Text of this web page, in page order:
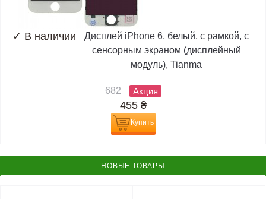
✓ В наличии
Дисплей iPhone 6, белый, с рамкой, с
сенсорным экраном (дисплейный
модуль), Tianma
682 Акция
455 ₴
Купить
НОВЫЕ ТОВАРЫ